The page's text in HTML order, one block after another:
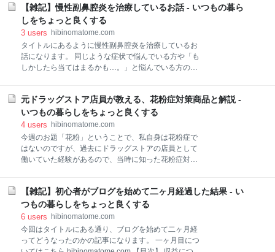
には、色と色の相性や、どの色をどのくらいの面積で
使うか＝色の「配分」が重要になります。 例えばファ
ッションで、白と黒のコーディネートをした
れている関係で、各スタイルの表現をするのが大変で
すが、できる限りそのスタイルに見えるよう頑張って
いるので、よかったら読んでいってください！ あつ森
で学ぶインテリア講座 スタイル編【北欧系・カント
リー・クラシック】 北欧系スタイル 北欧系にする４つ
の要素 カントリースタイル カントリーにする４つの要
イル編【北欧系・カントリー・クラシック】 北欧系ス
タイル 明るい色の成型合板家具（プライウッド家具）
から北欧ヴィンテージ家具のような味わいのあるもの
まで、ナ
【雑記】慢性副鼻腔炎を治療しているお話 - いつもの暮ら
しをちょっと良くする
3 users
hibinomatome.com
タイトルにあるように慢性副鼻腔炎を治療しているお
話になります。 同じような症状で悩んでいる方や「も
しかしたら当てはまるかも…。」と悩んでいる方の参
症状 私の場合 治療方法 治療のお薬、お薬注意点 改善
があらわれるのにかかった期間 治療にかかる費用 病院
でしてもらっていること 治療に向けてやって良かった
事 慢性副鼻腔炎とわかるまで 2015年頃に症状がみら
れ、その時はニオイが感じにくいという状況でした。
それよりも昔にアレルギー性鼻炎と言われたことがあ
すが、アレルギー性の鼻炎じゃないかということでし
た。 車を持っていなかったため、近くの病院しか選択
肢になく、私自身も時々薬を飲み忘れていたせいか
元ドラッグストア店員が教える、花粉症対策商品と解説 -
いつもの暮らしをちょっと良くする
4 users
hibinomatome.com
今週のお題「花粉」ということで、私自身は花粉症で
はないのですが、過去にドラッグストアの店員として
働いていた経験があるので、当時に知った花粉症対策
った情報を紹介している可能性があります。その点を
考慮した上で閲覧していただければと思います。 【目
次】 第2世代の抗ヒスタミン薬 アレグラなどのフェキ
ソフェナジン塩酸塩が入っている市販の医薬品 アレジ
オンなどのエピナスチン塩酸塩が入っている市販の医
薬品 お薬についての補足と注意事項 用語説明 第一世
【雑記】初心者がブログを始めて二ヶ月経過した結果 - い
つもの暮らしをちょっと良くする
6 users
hibinomatome.com
今回はタイトルにある通り、ブログを始めて二ヶ月経
ってどうなったのかの記事になります。 一ヶ月目につ